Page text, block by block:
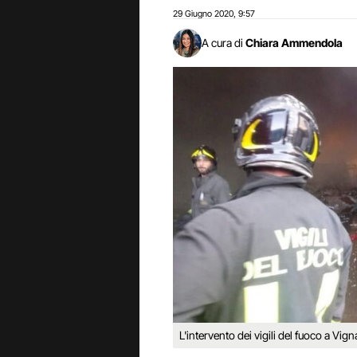
29 Giugno 2020 9:57
A cura di Chiara Ammendola
L'intervento dei vigili del fuoco a